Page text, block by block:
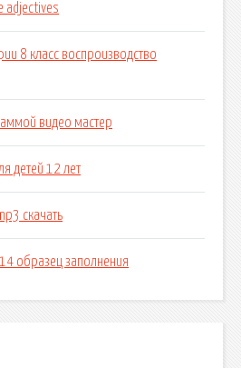
adjectives
8 класс воспроизводство
видео мастер
детей 12 лет
скачать
образец заполнения